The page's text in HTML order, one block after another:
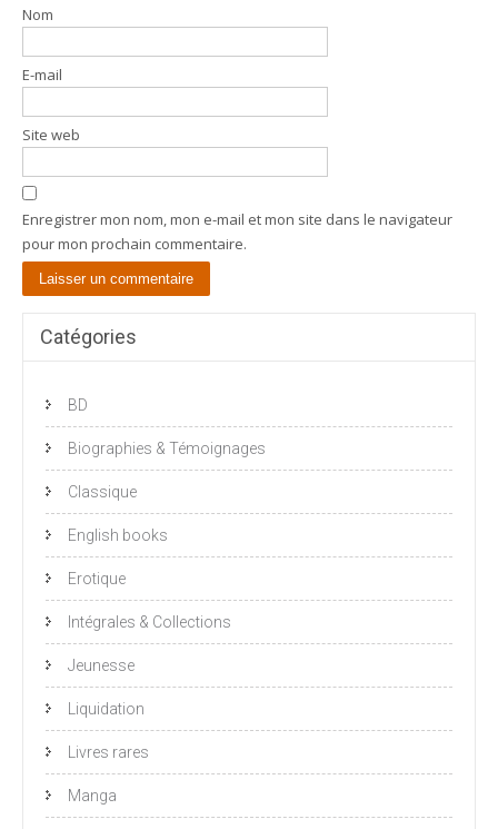
Nom
E-mail
Site web
Enregistrer mon nom, mon e-mail et mon site dans le navigateur
pour mon prochain commentaire.
Catégories
BD
Biographies & Témoignages
Classique
English books
Erotique
Intégrales & Collections
Jeunesse
Liquidation
Livres rares
Manga